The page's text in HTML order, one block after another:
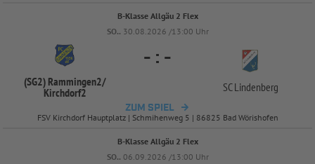
B-Klasse Allgäu 2 Flex
SO.. 30.08.2026 /13:00 Uhr
(SG2) Rammingen2/
Kirchdorf2
- : -
SC Lindenberg
ZUM SPIEL
FSV Kirchdorf Hauptplatz | Schmihenweg 5 | 86825 Bad Wörishofen
B-Klasse Allgäu 2 Flex
SO.. 06.09.2026 /13:00 Uhr